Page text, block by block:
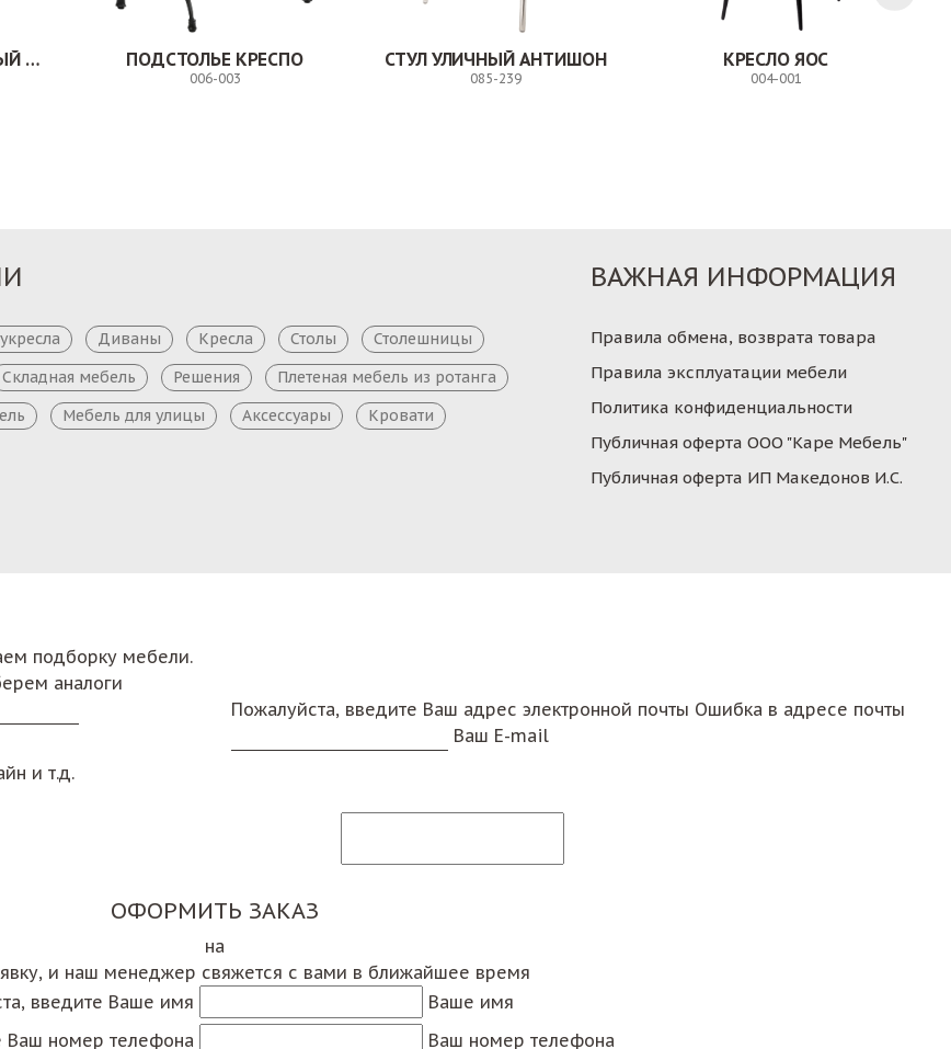
СТУЛ МИЛВУД СВЕТЛЫЙ ШЕЛК ПОДСТОЛЬЕ КРЕСПО
006-003
СТУЛ УЛИЧНЫЙ АНТИШОН
085-239
КРЕСЛО ЯОС
004-001
Диваны Кресла Столы
Столешницы
Складная мебель Решения
Плетеная мебель из ротанга
Мебель для улицы Аксессуары Кровати
ВАЖНАЯ ИНФОРМАЦИЯ
Правила обмена, возврата товара
Правила эксплуатации мебели
Политика конфиденциальности
Публичная оферта ООО "Каре Мебель"
Публичная оферта ИП Македонов И.С.
подборку мебели.
аналоги
Пожалуйста, введите Ваш адрес электронной почты Ошибка в адресе почты
Ваш E-mail
и т.д.
ОФОРМИТЬ ЗАКАЗ
на
и наш менеджер свяжется с вами в ближайшее время
введите Ваше имя
Ваше имя
Ваш номер телефона
Ваш номер телефона